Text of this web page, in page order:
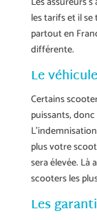
les tarifs et il
partout en
différente.
Le
Certains
puissants,
plus votre
sera élevée. Là
scooters les
Les